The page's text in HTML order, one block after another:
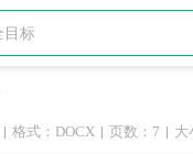
格式：DOCX 页数：7 大